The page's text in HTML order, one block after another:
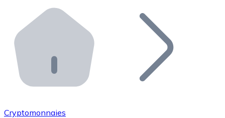
Distributeurs automatiques Bitnovo
Intégrez un ATM Bitnovo dans votre entreprise et
API Bitnovo
Intégrez notre API dans votre écosystème.
Rejoignez notre réseau de distributeurs et
Cryptomonnaies